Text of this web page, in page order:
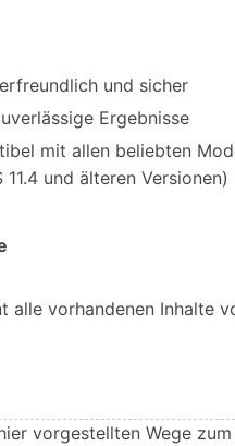
und sicher
Ergebnisse
mit allen beliebten
11.4 und älteren Versionen)
alle vorhandenen Inhalte
vorgestellten Wege